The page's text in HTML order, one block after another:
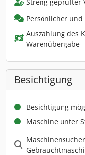
Streng geprüfter
Persönlicher
Auszahlung des
Warenübergabe
Besichtigung
Besichtigung
Maschine unter